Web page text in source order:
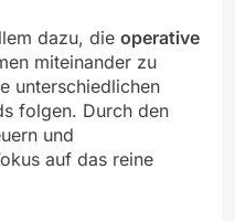
dazu, die operative
miteinander zu
unterschiedlichen
folgen. Durch den
und
auf das reine